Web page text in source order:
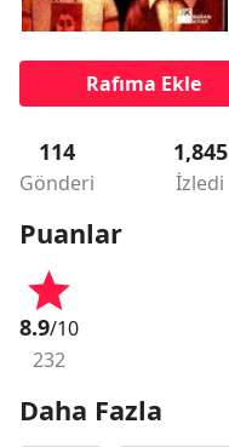
Rafıma Ekle
114
Gönderi
1,845
İzledi
Puanlar
8.9/10
232
Daha Fazla